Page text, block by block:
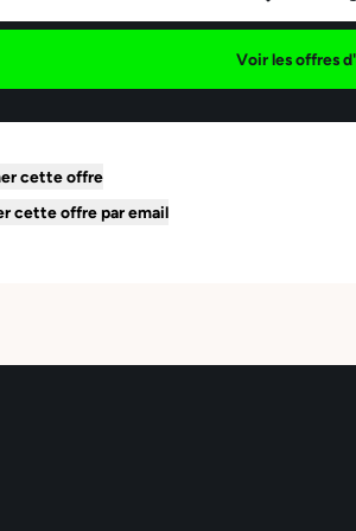
Voir les offres
cette offre
cette offre par email